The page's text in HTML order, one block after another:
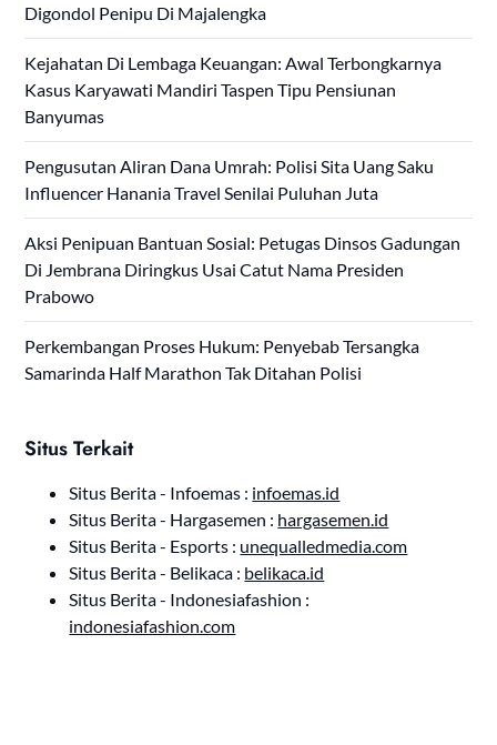
Digondol Penipu Di Majalengka
Kejahatan Di Lembaga Keuangan: Awal Terbongkarnya
Kasus Karyawati Mandiri Taspen Tipu Pensiunan
Banyumas
Pengusutan Aliran Dana Umrah: Polisi Sita Uang Saku
Influencer Hanania Travel Senilai Puluhan Juta
Aksi Penipuan Bantuan Sosial: Petugas Dinsos Gadungan
Di Jembrana Diringkus Usai Catut Nama Presiden
Prabowo
Perkembangan Proses Hukum: Penyebab Tersangka
Samarinda Half Marathon Tak Ditahan Polisi
Situs Terkait
Situs Berita - Infoemas : infoemas.id
Situs Berita - Hargasemen : hargasemen.id
Situs Berita - Esports : unequalledmedia.com
Situs Berita - Belikaca : belikaca.id
Situs Berita - Indonesiafashion :
indonesiafashion.com